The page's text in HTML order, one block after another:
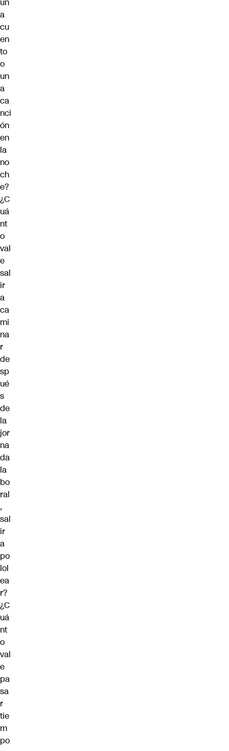
a
cu
en
to
o
un
a
ca
nci
ón
en
la
no
ch
e?
¿C
uá
nt
o
val
e
sal
ir
a
ca
mi
na
r
de
sp
ué
s
de
la
jor
na
da
la
bo
ral
,
sal
ir
a
po
lol
ea
r?
¿C
uá
nt
o
val
e
pa
sa
r
tie
m
po